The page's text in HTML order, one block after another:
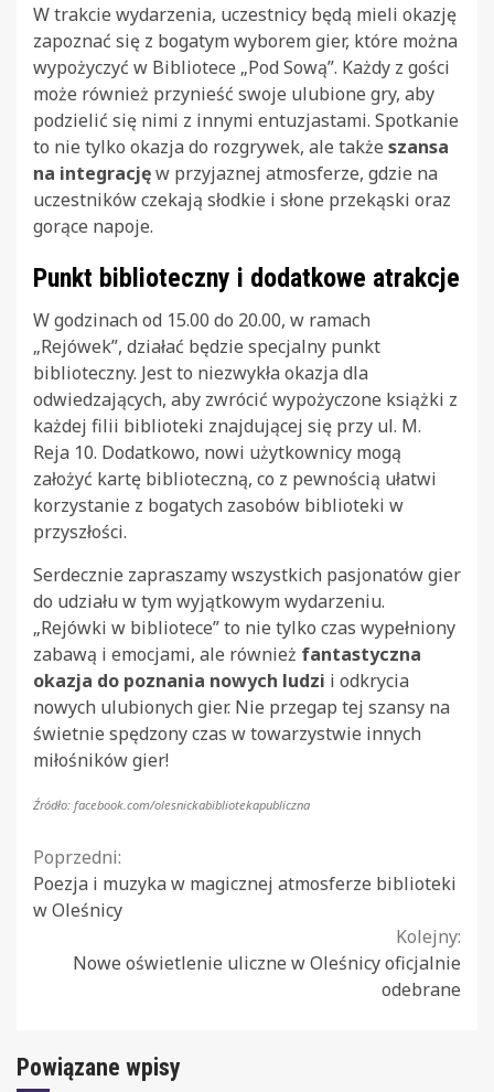
W trakcie wydarzenia, uczestnicy będą mieli okazję
zapoznać się z bogatym wyborem gier, które można
wypożyczyć w Bibliotece „Pod Sową”. Każdy z gości
może również przynieść swoje ulubione gry, aby
podzielić się nimi z innymi entuzjastami. Spotkanie
to nie tylko okazja do rozgrywek, ale także szansa
na integracjęw przyjaznej atmosferze, gdzie na
uczestników czekają słodkie i słone przekąski oraz
gorące napoje.
Punkt biblioteczny i dodatkowe atrakcje
W godzinach od 15.00 do 20.00, w ramach
„Rejówek”, działać będzie specjalny punkt
biblioteczny. Jest to niezwykła okazja dla
odwiedzających, aby zwrócić wypożyczone książki z
każdej filii biblioteki znajdującej się przy ul. M.
Reja 10. Dodatkowo, nowi użytkownicy mogą
założyć kartę biblioteczną, co z pewnością ułatwi
korzystanie z bogatych zasobów biblioteki w
przyszłości.
Serdecznie zapraszamy wszystkich pasjonatów gier
do udziału w tym wyjątkowym wydarzeniu.
„Rejówki w bibliotece” to nie tylko czas wypełniony
zabawą i emocjami, ale również fantastyczna
okazja do poznania nowych ludzi i odkrycia
nowych ulubionych gier. Nie przegap tej szansy na
świetnie spędzony czas w towarzystwie innych
miłośników gier!
Źródło: facebook.com/olesnickabibliotekapubliczna
Continue
Reading
Poprzedni:
Poezja i muzyka w magicznej atmosferze biblioteki
w Oleśnicy
Kolejny:
Nowe oświetlenie uliczne w Oleśnicy oficjalnie
odebrane
Powiązane wpisy